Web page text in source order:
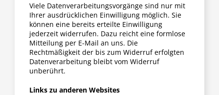
Viele Datenverarbeitungsvorgänge sind nur mit
Ihrer ausdrücklichen Einwilligung möglich. Sie
können eine bereits erteilte Einwilligung
jederzeit widerrufen. Dazu reicht eine formlose
Mitteilung per E-Mail an uns. Die
Rechtmäßigkeit der bis zum Widerruf erfolgten
Datenverarbeitung bleibt vom Widerruf
unberührt.
Links zu anderen Websites